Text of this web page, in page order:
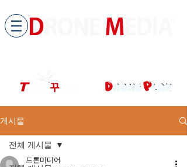
게시물
전체 게시물
드론미디어